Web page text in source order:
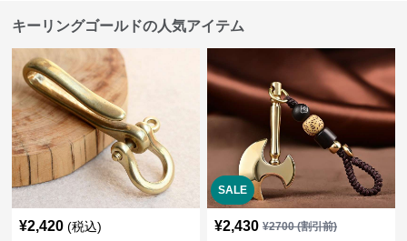
キーリングゴールドの人気アイテム
¥2,420 (税込)
SALE
¥2,430 ¥2700(割引前)